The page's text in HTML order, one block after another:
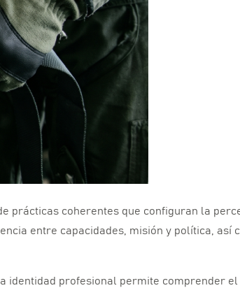
prácticas coherentes que configuran la
entre capacidades, misión y política,
así
identidad profesional permite comprender